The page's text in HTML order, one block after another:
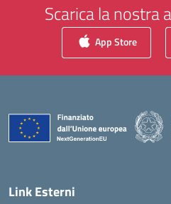
Scarica la nostra
App Store
Link Esterni